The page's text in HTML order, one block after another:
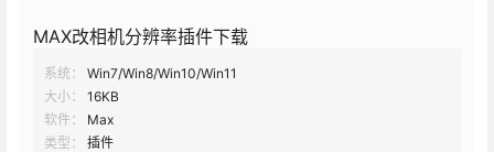
MAX改相机分辨率插件下载
系统：
Win7/Win8/Win10/Win11
大小：
16KB
软件：
Max
类型：
插件